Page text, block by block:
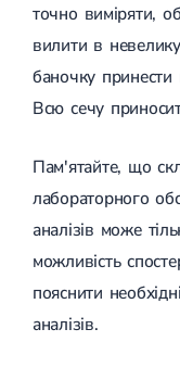
точно виміряти,
вилити в
баночку
Всю сечу
Пам'ятайте, що
лабораторного
аналізів може
можливість
пояснити
аналізів.